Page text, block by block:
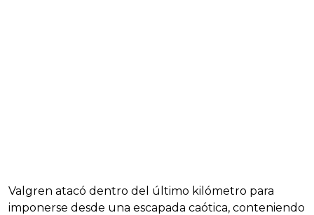
Valgren atacó dentro del último kilómetro para
imponerse desde una escapada caótica, conteniendo